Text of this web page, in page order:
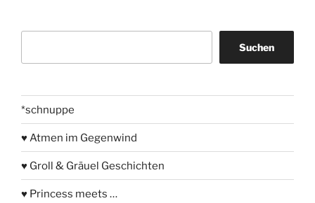
Suchen
*schnuppe
♥ Atmen im Gegenwind
♥ Groll & Gräuel Geschichten
♥ Princess meets …